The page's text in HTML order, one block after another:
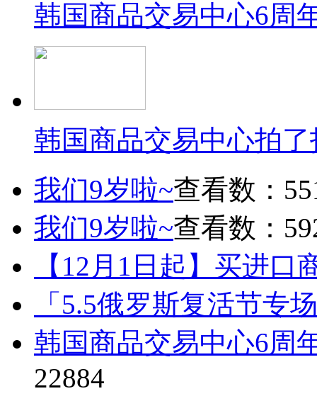
韩国商品交易中心6周
韩国商品交易中心拍
我们9岁啦~查看数：
我们9岁啦~查看数：
【12月1日起】买进口
「5.5俄罗斯复活节专
韩国商品交易中心6周
22884